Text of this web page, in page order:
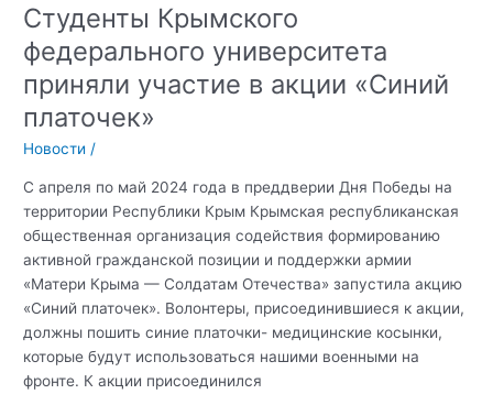
Студенты Крымского
федерального университета
приняли участие в акции «Синий
платочек»
Новости /
С апреля по май 2024 года в преддверии Дня Победы на
территории Республики Крым Крымская республиканская
общественная организация содействия формированию
активной гражданской позиции и поддержки армии
«Матери Крыма — Солдатам Отечества» запустила акцию
«Синий платочек». Волонтеры, присоединившиеся к акции,
должны пошить синие платочки- медицинские косынки,
которые будут использоваться нашими военными на
фронте. К акции присоединился